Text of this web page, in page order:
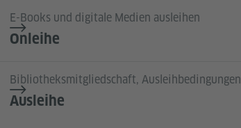
E-Books und digitale Medien ausleihen
Onleihe
Bibliotheksmitgliedschaft, Ausleihbedingungen
Ausleihe